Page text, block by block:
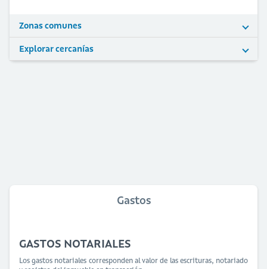
Zonas comunes
Explorar cercanías
Gastos
GASTOS NOTARIALES
Los gastos notariales corresponden al valor de las escrituras, notariado